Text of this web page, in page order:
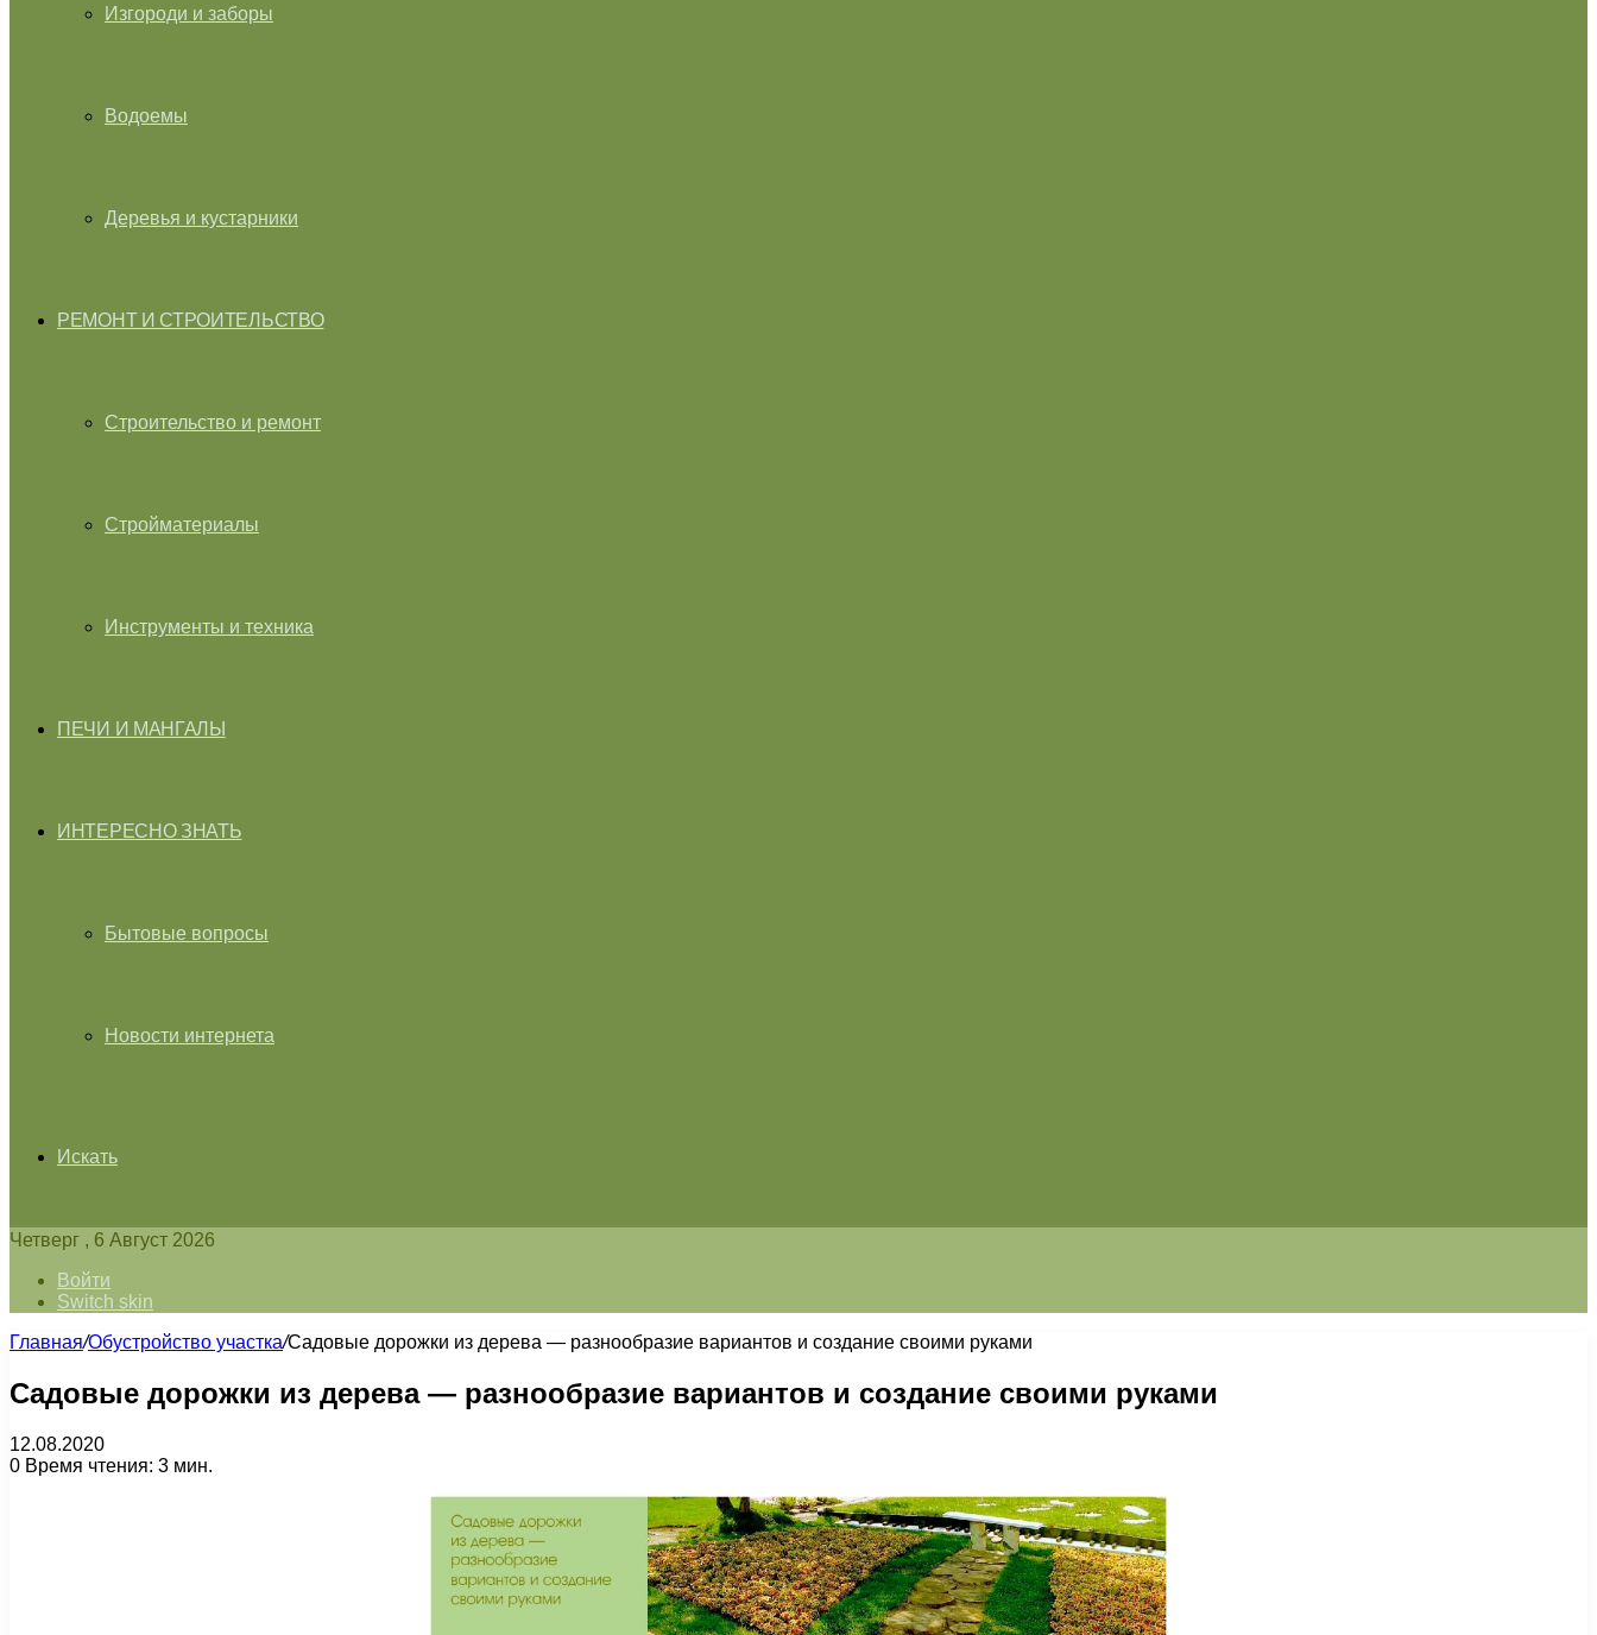
Изгороди и заборы
Водоемы
Деревья и кустарники
РЕМОНТ И СТРОИТЕЛЬСТВО
Строительство и ремонт
Стройматериалы
Инструменты и техника
ПЕЧИ И МАНГАЛЫ
ИНТЕРЕСНО ЗНАТЬ
Бытовые вопросы
Новости интернета
Искать
Четверг , 6 Август 2026
Войти
Switch skin
Главная/Обустройство участка/Садовые дорожки из дерева — разнообразие вариантов и создание своими руками
Садовые дорожки из дерева — разнообразие вариантов и создание своими руками
12.08.2020
0 Время чтения: 3 мин.